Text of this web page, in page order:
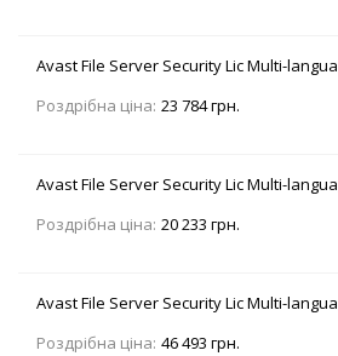
Avast File Server Security Lic Multi-
Роздрібна ціна: 23 784 грн.
Avast File Server Security Lic Multi-
Роздрібна ціна: 20 233 грн.
Avast File Server Security Lic Multi-
Роздрібна ціна: 46 493 грн.